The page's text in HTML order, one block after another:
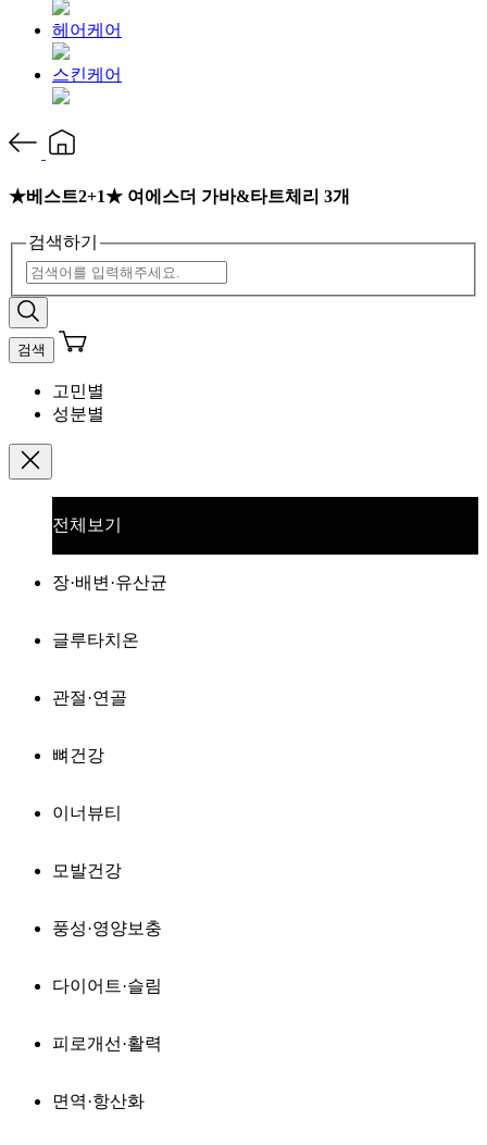
헤어케어
스킨케어
★베스트2+1★ 여에스더 가바&타트체리 3개
검색하기
검색
고민별
성분별
전체보기
장·배변·유산균
글루타치온
관절·연골
뼈건강
이너뷰티
모발건강
풍성·영양보충
다이어트·슬림
피로개선·활력
면역·항산화